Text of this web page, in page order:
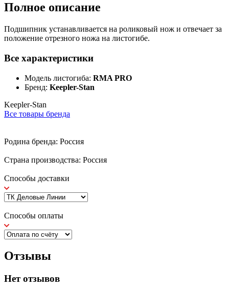
Полное описание
Подшипник устанавливается на роликовый нож и отвечает за
положение отрезного ножа на листогибе.
Все характеристики
Модель листогиба: RMA PRO
Бренд: Keepler-Stan
Keepler-Stan
Все товары бренда
Родина бренда: Россия
Страна производства: Россия
Способы доставки
Способы оплаты
Отзывы
Нет отзывов